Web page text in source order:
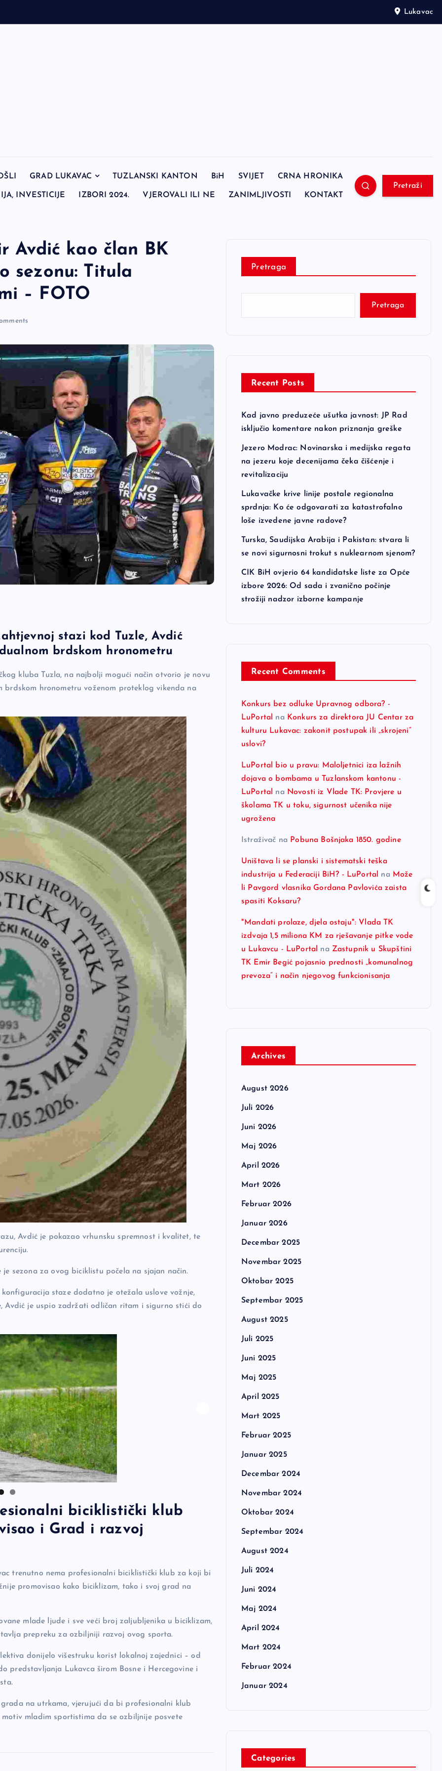
Lukavac
GRAD LUKAVAC TUZLANSKI KANTON BiH SVIJET CRNA HRONIKA
INVESTICIJE IZBORI 2024. VJEROVALI ILI NE ZANIMLJIVOSTI KONTAKT
Pretraži
Avdić kao član BK
sezonu: Titula
– FOTO
stazi kod Tuzle, Avdić
brdskom hronometru
kluba Tuzla, na najbolji mogući način otvorio je novu
hronometru voženom proteklog vikenda na
Avdić je pokazao vrhunsku spremnost i kvalitet, te
sezona za ovog biciklistu počela na sjajan način.
staze dodatno je otežala uslove vožnje,
Avdić je uspio zadržati odličan ritam i sigurno stići do
biciklistički klub
i Grad i razvoj
trenutno nema profesionalni biciklistički klub za koji bi
promovisao kako biciklizam, tako i svoj grad na
mlade ljude i sve veći broj zaljubljenika u biciklizam,
prepreku za ozbiljniji razvoj ovog sporta.
donijelo višestruku korist lokalnoj zajednici – od
predstavljanja Lukavca širom Bosne i Hercegovine i
na utrkama, vjerujući da bi profesionalni klub
mladim sportistima da se ozbiljnije posvete
Pretraga
Pretraga
Recent Posts
Kad javno preduzeće ušutka javnost: JP Rad
isključio komentare nakon priznanja greške
Jezero Modrac: Novinarska i medijska regata
na jezeru koje decenijama čeka čišćenje i
revitalizaciju
Lukavačke krive linije postale regionalna
sprdnja: Ko će odgovarati za katastrofalno
loše izvedene javne radove?
Turska, Saudijska Arabija i Pakistan: stvara li
se novi sigurnosni trokut s nuklearnom sjenom?
CIK BiH ovjerio 64 kandidatske liste za Opće
izbore 2026: Od sada i zvanično počinje
strožiji nadzor izborne kampanje
Recent Comments
Konkurs bez odluke Upravnog odbora? -
LuPortal
na Konkurs za direktora JU Centar za
kulturu Lukavac: zakonit postupak ili „skrojeni“
uslovi?
LuPortal bio u pravu: Maloljetnici iza lažnih
dojava o bombama u Tuzlanskom kantonu -
LuPortal
na Novosti iz Vlade TK: Provjere u
školama TK u toku, sigurnost učenika nije
ugrožena
Istraživač na Pobuna Bošnjaka 1850. godine
Uništava li se planski i sistematski teška
industrija u Federaciji BiH? - LuPortal
na Može
li Pavgord vlasnika Gordana Pavlovića zaista
spasiti Koksaru?
"Mandati prolaze, djela ostaju": Vlada TK
izdvaja 1,5 miliona KM za rješavanje pitke vode
u Lukavcu - LuPortal
na Zastupnik u Skupštini
TK Emir Begić pojasnio prednosti „komunalnog
prevoza“ i način njegovog funkcionisanja
Archives
August 2026
Juli 2026
Juni 2026
Maj 2026
April 2026
Mart 2026
Februar 2026
Januar 2026
Decembar 2025
Novembar 2025
Oktobar 2025
Septembar 2025
August 2025
Juli 2025
Juni 2025
Maj 2025
April 2025
Mart 2025
Februar 2025
Januar 2025
Decembar 2024
Novembar 2024
Oktobar 2024
Septembar 2024
August 2024
Juli 2024
Juni 2024
Maj 2024
April 2024
Mart 2024
Februar 2024
Januar 2024
Categories